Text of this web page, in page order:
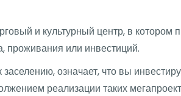
и культурный центр, в
проживания или инвестиций.
означает, что вы
реализации таких